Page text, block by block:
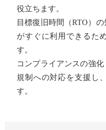
役立ちます。
目標復旧時間（RTO）
がすぐに利用できるた
す。
コンプライアンスの強
規制への対応を支援し
す。